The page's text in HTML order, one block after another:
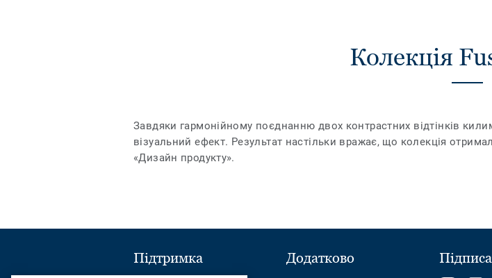
Колекція
Завдяки гармонійному поєднанню двох контрастних відтінків
візуальний ефект. Результат настільки вражає, що колекція
«Дизайн продукту».
Підтримка Додатково